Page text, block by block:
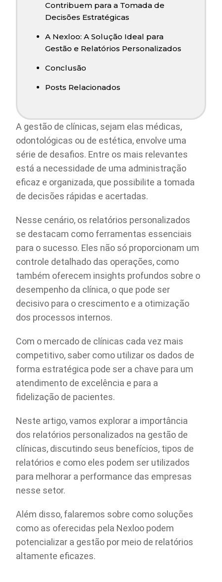
Contribuem para a Tomada de
Decisões Estratégicas
A Nexloo: A Solução Ideal para
Gestão e Relatórios Personalizados
Conclusão
Posts Relacionados
A gestão de clínicas, sejam elas médicas,
odontológicas ou de estética, envolve uma
série de desafios. Entre os mais relevantes
está a necessidade de uma administração
eficaz e organizada, que possibilite a tomada
de decisões rápidas e acertadas.
Nesse cenário, os relatórios personalizados
se destacam como ferramentas essenciais
para o sucesso. Eles não só proporcionam um
controle detalhado das operações, como
também oferecem insights profundos sobre o
desempenho da clínica, o que pode ser
decisivo para o crescimento e a otimização
dos processos internos.
Com o mercado de clínicas cada vez mais
competitivo, saber como utilizar os dados de
forma estratégica pode ser a chave para um
atendimento de excelência e para a
fidelização de pacientes.
Neste artigo, vamos explorar a importância
dos relatórios personalizados na gestão de
clínicas, discutindo seus benefícios, tipos de
relatórios e como eles podem ser utilizados
para melhorar a performance das empresas
nesse setor.
Além disso, falaremos sobre como soluções
como as oferecidas pela Nexloo podem
potencializar a gestão por meio de relatórios
altamente eficazes.